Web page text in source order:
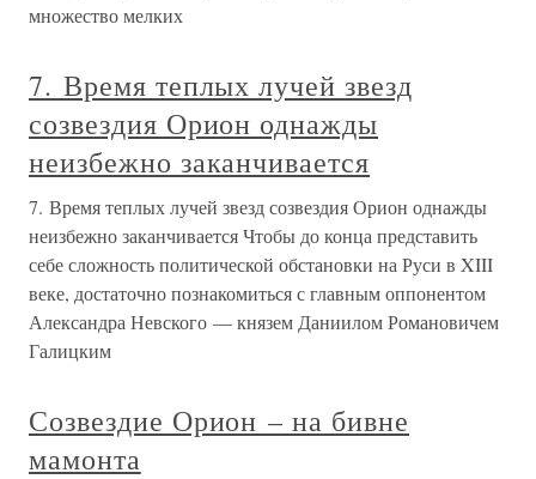
множество мелких
7. Время теплых лучей звезд
созвездия Орион однажды
неизбежно заканчивается
7. Время теплых лучей звезд созвездия Орион однажды
неизбежно заканчивается Чтобы до конца представить
себе сложность политической обстановки на Руси в XIII
веке, достаточно познакомиться с главным оппонентом
Александра Невского — князем Даниилом Романовичем
Галицким
Созвездие Орион – на бивне
мамонта